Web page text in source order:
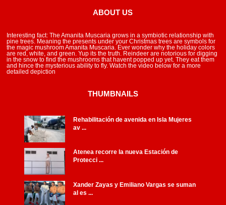
ABOUT US
Interesting fact: The Amanita Muscaria grows in a symbiotic relationship with
pine trees. Meaning the presents under your Christmas trees are symbols for
the magic mushroom Amanita Muscaria. Ever wonder why the holiday colors
are red, white, and green. Yup its the truth. Reindeer are notorious for digging
in the snow to find the mushrooms that havent popped up yet. They eat them
and hince the mysterious ability to fly. Watch the video below for a more
detailed depiction
THUMBNAILS
Rehabilitación de avenida en Isla Mujeres
av ...
Atenea recorre la nueva Estación de
Protecci ...
Xander Zayas y Emiliano Vargas se suman
al es ...